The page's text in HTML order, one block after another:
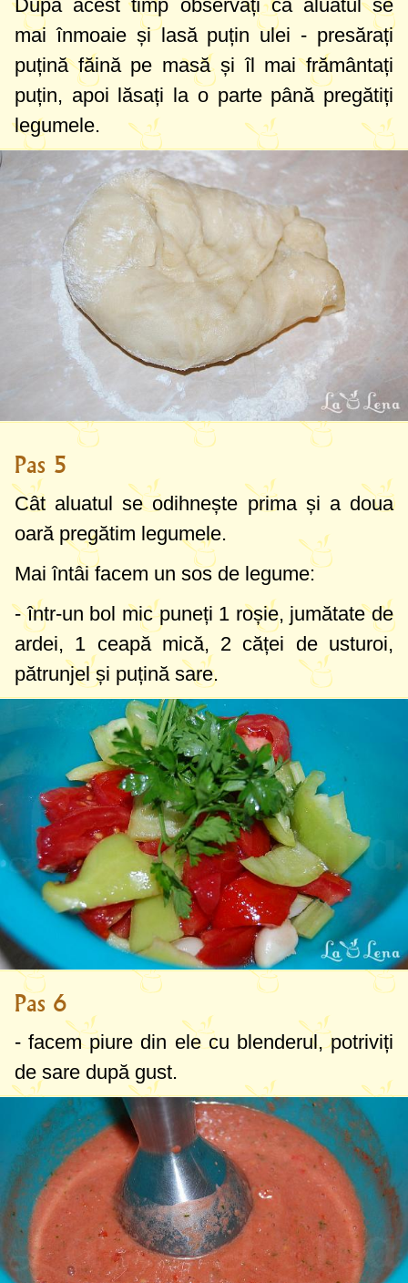
După acest timp observați că aluatul se
mai înmoaie și lasă puțin ulei - presărați
puțină făină pe masă și îl mai frământați
puțin, apoi lăsați la o parte până pregătiți
legumele.
Pas 5
Cât aluatul se odihnește prima și a doua
oară pregătim legumele.
Mai întâi facem un sos de legume:
- într-un bol mic puneți 1 roșie, jumătate de
ardei, 1 ceapă mică, 2 căței de usturoi,
pătrunjel și puțină sare.
Pas 6
- facem piure din ele cu blenderul, potriviți
de sare după gust.